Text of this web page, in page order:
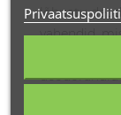
lõhnatu
vahendid,
eralda
deodorandid